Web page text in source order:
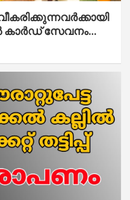
കാര്‍ഡ് സേവനം